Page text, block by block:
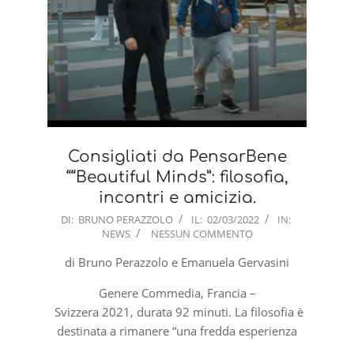
Consigliati da PensarBene
““Beautiful Minds”: filosofia,
incontri e amicizia.
2022-
DI: BRUNO PERAZZOLO IL: 02/03/2022
IN:
NEWS
NESSUN COMMENTO
di Bruno Perazzolo e Emanuela Gervasini
Genere Commedia, Francia –
Svizzera 2021, durata 92 minuti. La filosofia è
destinata a rimanere “una fredda esperienza